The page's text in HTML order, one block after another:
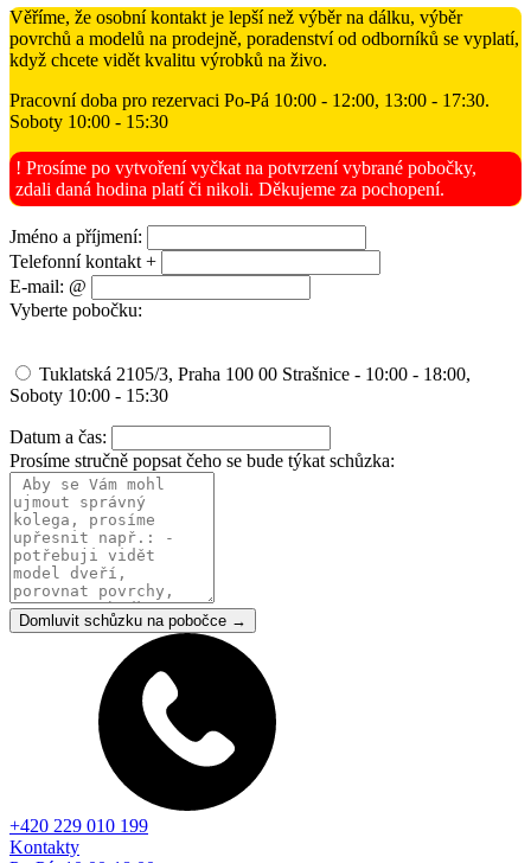
Věříme, že osobní kontakt je lepší než výběr na dálku, výběr
povrchů a modelů na prodejně, poradenství od odborníků se vyplatí,
když chcete vidět kvalitu výrobků na živo.
Pracovní doba pro rezervaci Po-Pá 10:00 - 12:00, 13:00 - 17:30.
Soboty 10:00 - 15:30
! Prosíme po vytvoření vyčkat na potvrzení vybrané pobočky,
zdali daná hodina platí či nikoli. Děkujeme za pochopení.
Jméno a příjmení:
Telefonní kontakt +
E-mail: @
Vyberte pobočku:
Tuklatská 2105/3, Praha 100 00 Strašnice - 10:00 - 18:00,
Soboty 10:00 - 15:30
Datum a čas:
Prosíme stručně popsat čeho se bude týkat schůzka:
Domluvit schůzku na pobočce →
+420 229 010 199
Kontakty